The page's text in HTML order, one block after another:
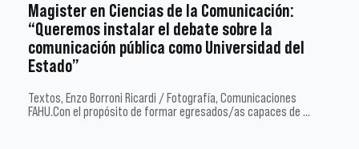
Magister en Ciencias de la Comunicación:
“Queremos instalar el debate sobre la
comunicación pública como Universidad del
Estado”
Textos, Enzo Borroni Ricardi / Fotografía, Comunicaciones
FAHU.Con el propósito de formar egresados/as capaces de …